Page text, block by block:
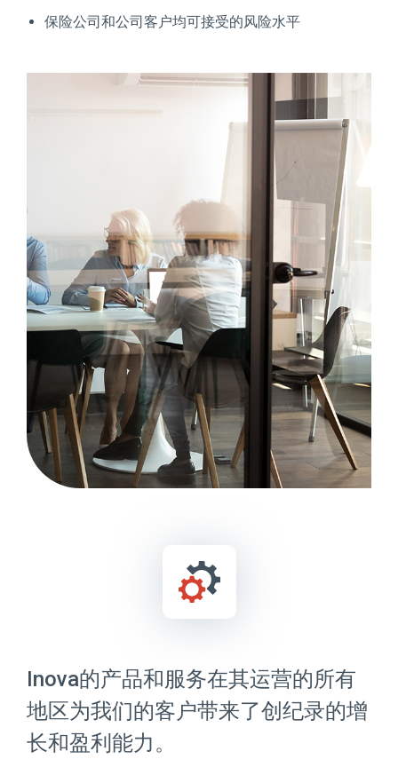
保险公司和公司客户均可接受的风险水平
Inova的产品和服务在其运营的所有
地区为我们的客户带来了创纪录的增
长和盈利能力。